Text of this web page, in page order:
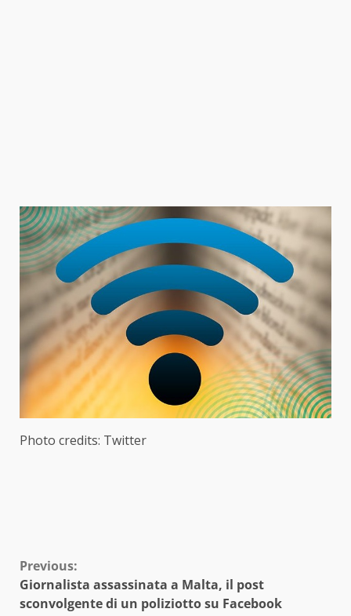
Photo credits: Twitter
Continue
Reading
Previous:
Giornalista assassinata a Malta, il post
sconvolgente di un poliziotto su Facebook